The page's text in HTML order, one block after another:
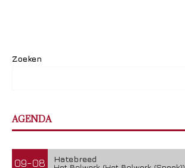
Zoeken
AGENDA
09-08
Hatebreed